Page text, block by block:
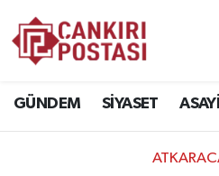
GÜNDEM SİYASET
Namaz Vakitleri